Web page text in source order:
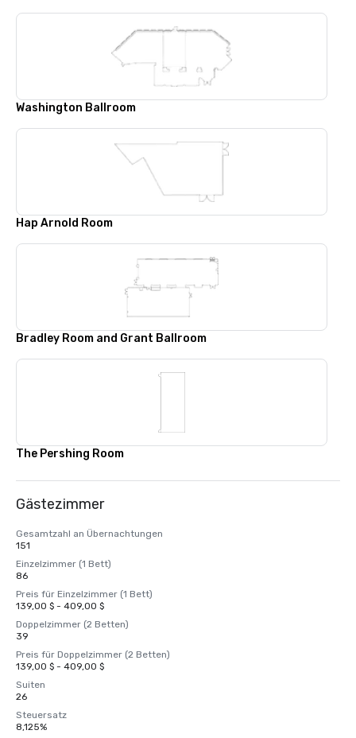
Washington Ballroom
Hap Arnold Room
Bradley Room and Grant Ballroom
The Pershing Room
Gästezimmer
Gesamtzahl an Übernachtungen
151
Einzelzimmer (1 Bett)
86
Preis für Einzelzimmer (1 Bett)
139,00 $ - 409,00 $
Doppelzimmer (2 Betten)
39
Preis für Doppelzimmer (2 Betten)
139,00 $ - 409,00 $
Suiten
26
Steuersatz
8,125%